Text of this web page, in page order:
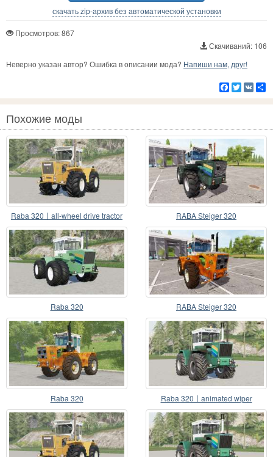
скачать zip-архив без автоматической установки
Просмотров: 867
Скачиваний: 106
Неверно указан автор? Ошибка в описании мода? Напиши нам, друг!
Facebook
Twitter
VK
Похожие моды
Raba 320〡all-wheel drive tractor RABA Steiger 320
Raba 320 RABA Steiger 320
Raba 320 Raba 320〡animated wiper